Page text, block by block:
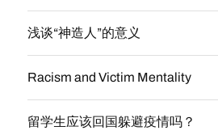
浅谈“神造人”的意义
Racism and Victim Mentality
留学生应该回国躲避疫情吗？